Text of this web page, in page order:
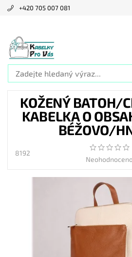
+420 705 007 081
KOŽENÝ BATOH/
KABELKA O
BÉŽOVO/
8192
Neohodnoceno